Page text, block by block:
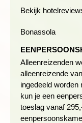
Wandelduur: ± 6
Zwaarte: 4
WANDELEN DOOR
Dag 5 Bonassola,
Dag 6 Bonassola,
Bekijk
Bonassola
Alleenreizenden
alleenreizende
ingedeeld worden
kun je een
toeslag vanaf